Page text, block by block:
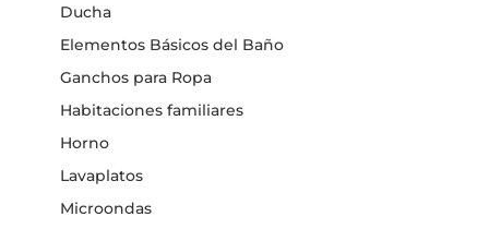
Ducha
Elementos Básicos del Baño
Ganchos para Ropa
Habitaciones familiares
Horno
Lavaplatos
Microondas